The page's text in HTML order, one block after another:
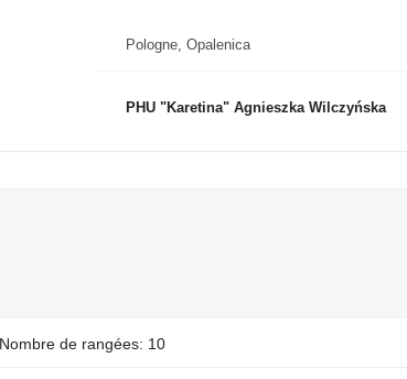
Pologne, Opalenica
PHU "Karetina" Agnieszka Wilczyńska
de rangées: 10